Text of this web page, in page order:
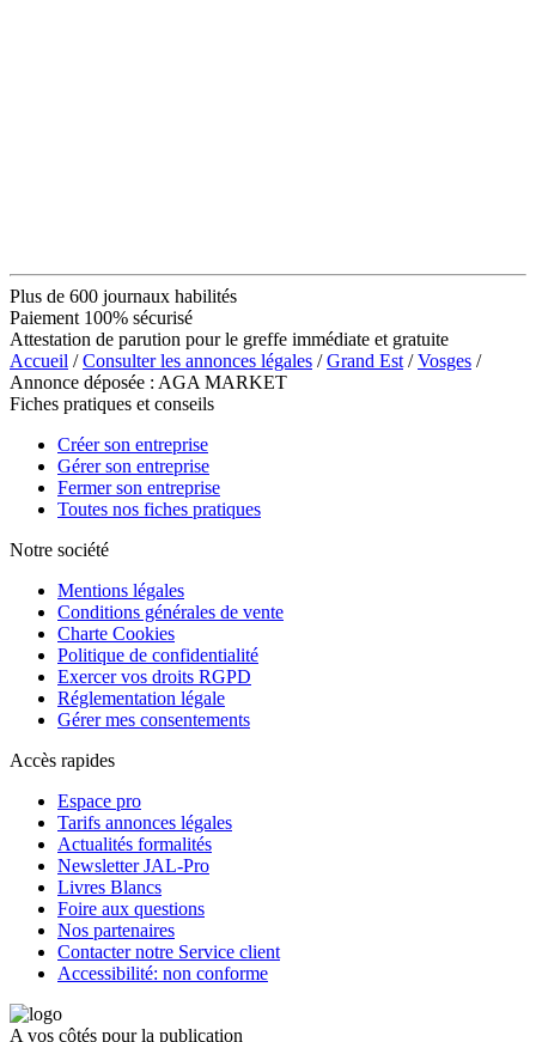
Plus de 600 journaux habilités
Paiement 100% sécurisé
Attestation de parution pour le greffe immédiate et gratuite
Accueil /Consulter les annonces légales /Grand Est /Vosges /
Annonce déposée : AGA MARKET
Fiches pratiques et conseils
Créer son entreprise
Gérer son entreprise
Fermer son entreprise
Toutes nos fiches pratiques
Notre société
Mentions légales
Conditions générales de vente
Charte Cookies
Politique de confidentialité
Exercer vos droits RGPD
Réglementation légale
Gérer mes consentements
Accès rapides
Espace pro
Tarifs annonces légales
Actualités formalités
Newsletter JAL-Pro
Livres Blancs
Foire aux questions
Nos partenaires
Contacter notre Service client
Accessibilité: non conforme
A vos côtés pour la publication